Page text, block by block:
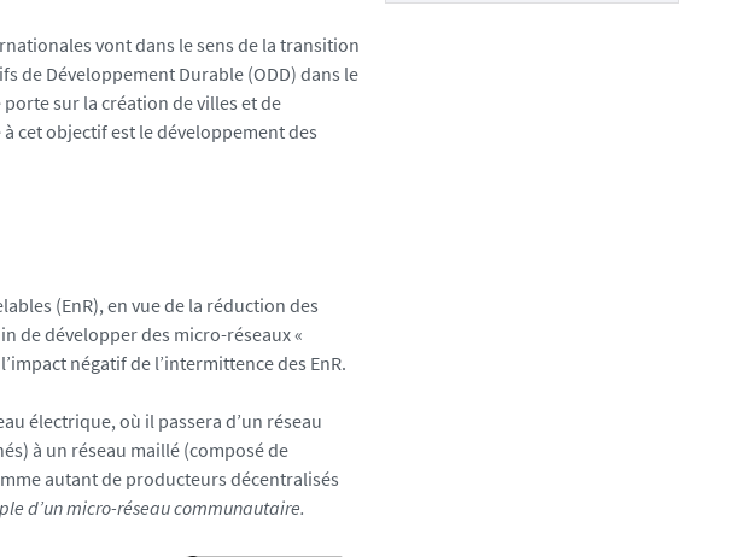
vont dans le sens de la transition
de Développement Durable (ODD) dans le
porte sur la création de villes et de
cet objectif est le développement des
(EnR), en vue de la réduction des
de développer des micro-réseaux «
négatif de l’intermittence des EnR.
électrique, où il passera d’un réseau
à un réseau maillé (composé de
autant de producteurs décentralisés
d’un micro-réseau communautaire.